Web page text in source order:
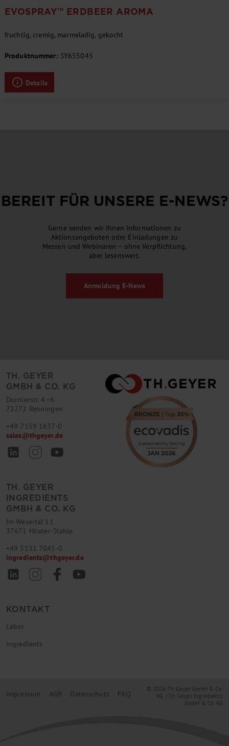
EVOSPRAY™ ERDBEER AROMA
fruchtig, cremig, marmeladig, gekocht
Produktnummer: SY655045
Details
BEREIT FÜR UNSERE E-NEWS?
Gerne senden wir Ihnen Informationen zu
Aktionsangeboten oder Einladungen zu
Messen und Webinaren – ohne Verpflichtung,
aber lesenswert.
Anmeldung E-News
TH. GEYER
GMBH & CO. KG
Dornierstr. 4–6
71272 Renningen
+49 7159 1637-0
sales@thgeyer.de
TH. GEYER
INGREDIENTS
GMBH & CO. KG
Im Wesertal 11
37671 Höxter-Stahle
+49 5531 7045-0
ingredients@thgeyer.de
KONTAKT
Labor
Ingredients
Impressum AGB Datenschutz FAQ
© 2026 Th. Geyer GmbH & Co.
KG / Th. Geyer Ingredients
GmbH & Co. KG